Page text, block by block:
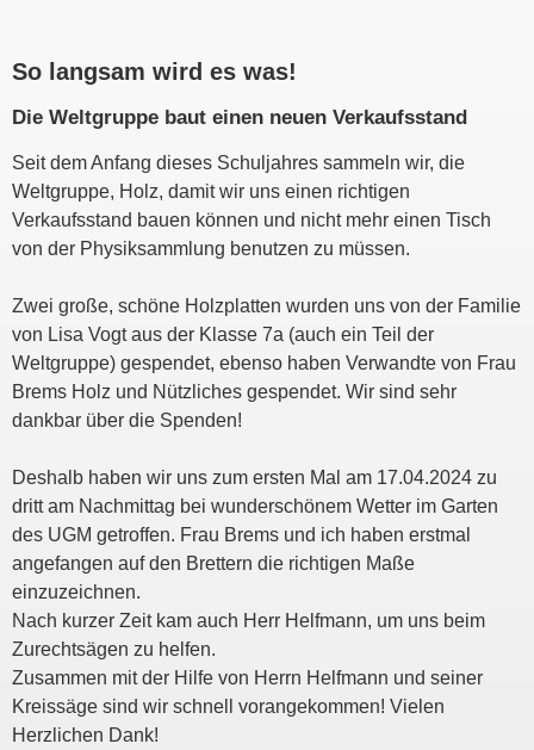
So langsam wird es was!
Die Weltgruppe baut einen neuen Verkaufsstand
Seit dem Anfang dieses Schuljahres sammeln wir, die
Weltgruppe, Holz, damit wir uns einen richtigen
Verkaufsstand bauen können und nicht mehr einen Tisch
von der Physiksammlung benutzen zu müssen.
Zwei große, schöne Holzplatten wurden uns von der Familie
von Lisa Vogt aus der Klasse 7a (auch ein Teil der
Weltgruppe) gespendet, ebenso haben Verwandte von Frau
Brems Holz und Nützliches gespendet. Wir sind sehr
dankbar über die Spenden!
Deshalb haben wir uns zum ersten Mal am 17.04.2024 zu
dritt am Nachmittag bei wunderschönem Wetter im Garten
des UGM getroffen. Frau Brems und ich haben erstmal
angefangen auf den Brettern die richtigen Maße
einzuzeichnen.
Nach kurzer Zeit kam auch Herr Helfmann, um uns beim
Zurechtsägen zu helfen.
Zusammen mit der Hilfe von Herrn Helfmann und seiner
Kreissäge sind wir schnell vorangekommen! Vielen
Herzlichen Dank!